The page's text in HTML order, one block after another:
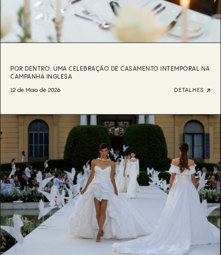
POR DENTRO: UMA CELEBRAÇÃO DE CASAMENTO INTEMPORAL NA
CAMPANHA INGLESA
12 de Maio de 2026 DETALHES